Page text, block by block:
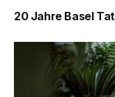
20 Jahre Basel